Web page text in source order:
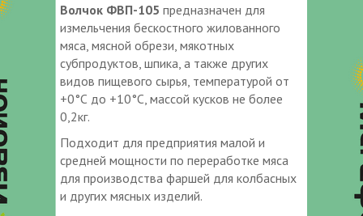
Волчок ФВП-105 предназначен для
измельчения бескостного жилованного
мяса, мясной обрези, мякотных
субпродуктов, шпика, а также других
видов пищевого сырья, температурой от
+0°С до +10°С, массой кусков не более
0,2кг.
Подходит для предприятия малой и
средней мощности по переработке мяса
для производства фаршей для колбасных
и других мясных изделий.